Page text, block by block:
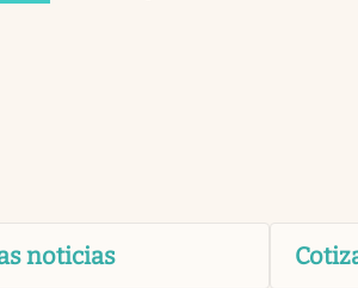
noticias